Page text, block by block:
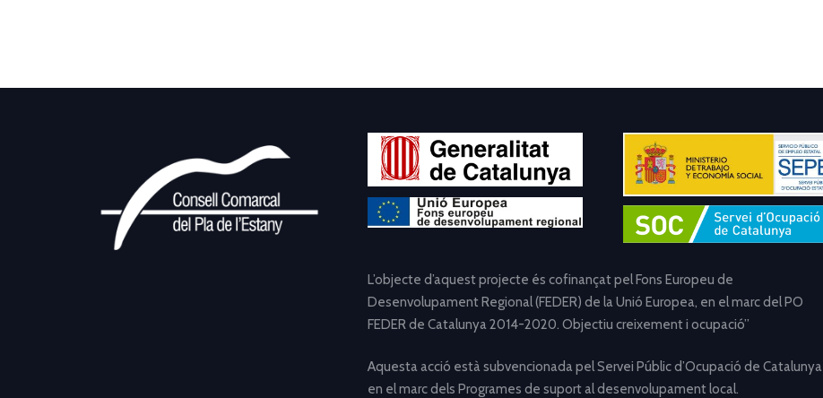
L’objecte d’aquest projecte és cofinançat pel Fons Europeu de
Desenvolupament Regional (FEDER) de la Unió Europea, en el marc del PO
FEDER de Catalunya 2014-2020. Objectiu creixement i ocupació”
Aquesta acció està subvencionada pel Servei Públic d’Ocupació de Catalunya
en el marc dels Programes de suport al desenvolupament local.